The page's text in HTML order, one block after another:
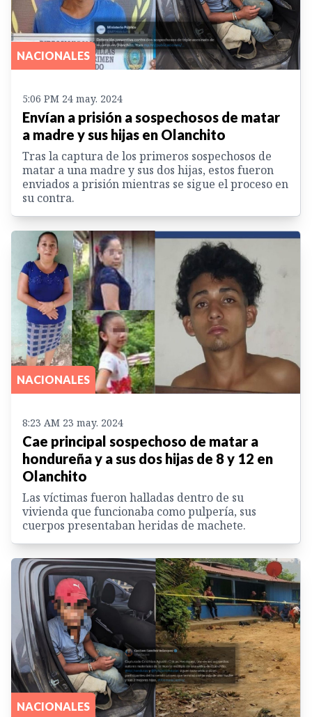
NACIONALES
5:06 PM 24 may. 2024
Envían a prisión a sospechosos de matar
a madre y sus hijas en Olanchito
Tras la captura de los primeros sospechosos de
matar a una madre y sus dos hijas, estos fueron
enviados a prisión mientras se sigue el proceso en
su contra.
NACIONALES
8:23 AM 23 may. 2024
Cae principal sospechoso de matar a
hondureña y a sus dos hijas de 8 y 12 en
Olanchito
Las víctimas fueron halladas dentro de su
vivienda que funcionaba como pulpería, sus
cuerpos presentaban heridas de machete.
NACIONALES